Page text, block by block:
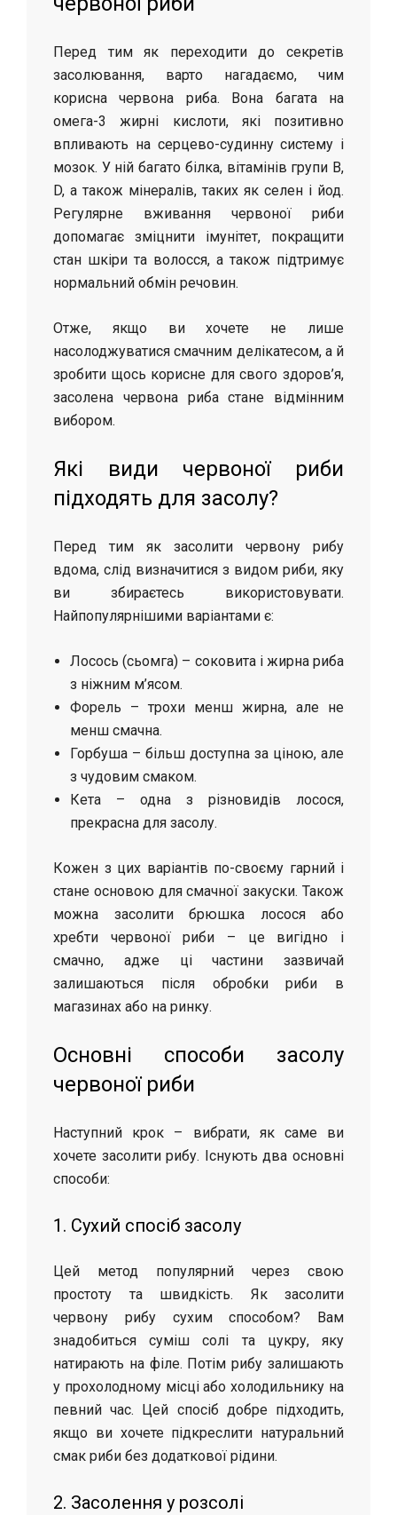
Перед тим як переходити до секретів
засолювання, варто нагадаємо, чим
корисна червона риба. Вона багата на
омега-3 жирні кислоти, які позитивно
впливають на серцево-судинну систему і
мозок. У ній багато білка, вітамінів групи В,
D, а також мінералів, таких як селен і йод.
Регулярне вживання червоної риби
допомагає зміцнити імунітет, покращити
стан шкіри та волосся, а також підтримує
нормальний обмін речовин.
Отже, якщо ви хочете не лише
насолоджуватися смачним делікатесом, а й
зробити щось корисне для свого здоров’я,
засолена червона риба стане відмінним
вибором.
Які види червоної риби
підходять для засолу?
Перед тим як засолити червону рибу
вдома, слід визначитися з видом риби, яку
ви збираєтесь використовувати.
Найпопулярнішими варіантами є:
Лосось (сьомга) – соковита і жирна риба
з ніжним м’ясом.
Форель – трохи менш жирна, але не
менш смачна.
Горбуша – більш доступна за ціною, але
з чудовим смаком.
Кета – одна з різновидів лосося,
прекрасна для засолу.
Кожен з цих варіантів по-своєму гарний і
стане основою для смачної закуски. Також
можна засолити брюшка лосося або
хребти червоної риби – це вигідно і
смачно, адже ці частини зазвичай
залишаються після обробки риби в
магазинах або на ринку.
Основні способи засолу
червоної риби
Наступний крок – вибрати, як саме ви
хочете засолити рибу. Існують два основні
способи:
1. Сухий спосіб засолу
Цей метод популярний через свою
простоту та швидкість. Як засолити
червону рибу сухим способом? Вам
знадобиться суміш солі та цукру, яку
натирають на філе. Потім рибу залишають
у прохолодному місці або холодильнику на
певний час. Цей спосіб добре підходить,
якщо ви хочете підкреслити натуральний
смак риби без додаткової рідини.
2. Засолення у розсолі